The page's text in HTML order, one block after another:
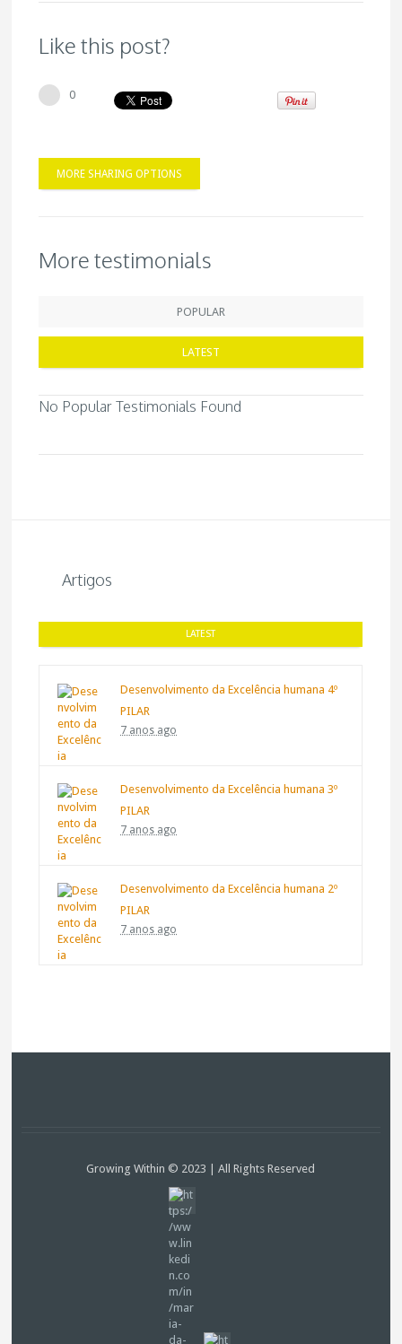
Like this post?
0
MORE SHARING OPTIONS
More testimonials
POPULAR
LATEST
No Popular Testimonials Found
Artigos
LATEST
Desenvolvimento da Excelência humana 4º
PILAR
7 anos ago
Desenvolvimento da Excelência humana 3º
PILAR
7 anos ago
Desenvolvimento da Excelência humana 2º
PILAR
7 anos ago
Growing Within © 2023 | All Rights Reserved